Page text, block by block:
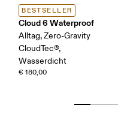
BESTSELLER
Cloud 6 Waterproof
Alltag, Zero-Gravity
CloudTec®,
Wasserdicht
€ 180,00